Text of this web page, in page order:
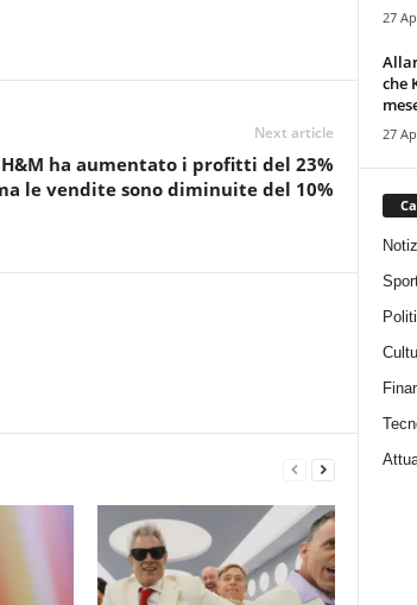
Next article
H&M ha aumentato i profitti del 23%
le vendite sono diminuite del 10%
27
che
27